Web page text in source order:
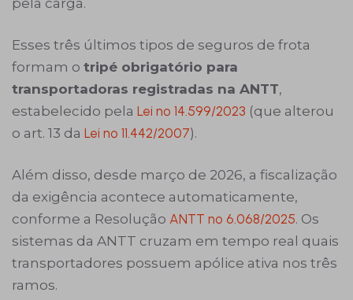
Esses três últimos tipos de seguros de frota
formam o tripé obrigatório para
transportadoras registradas na ANTT,
estabelecido pela Lei nº 14.599/2023 (que alterou
o art. 13 da Lei nº 11.442/2007).
Além disso, desde março de 2026, a fiscalização
da exigência acontece automaticamente,
conforme a Resolução ANTT nº 6.068/2025. Os
sistemas da ANTT cruzam em tempo real quais
transportadores possuem apólice ativa nos três
ramos.